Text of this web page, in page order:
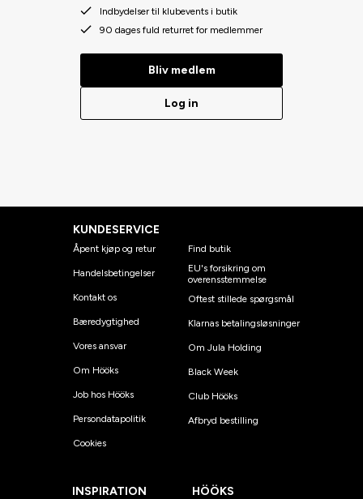
Indbydelser til klubevents i butik
90 dages fuld returret for medlemmer
Bliv medlem
Log in
KUNDESERVICE
Åpent kjøp og retur
Handelsbetingelser
Kontakt os
Bæredygtighed
Vores ansvar
Om Hööks
Job hos Hööks
Persondatapolitik
Cookies
Find butik
EU's forsikring om
overensstemmelse
Oftest stillede spørgsmål
Klarnas betalingsløsninger
Om Jula Holding
Black Week
Club Hööks
Afbryd bestilling
INSPIRATION
HÖÖKS